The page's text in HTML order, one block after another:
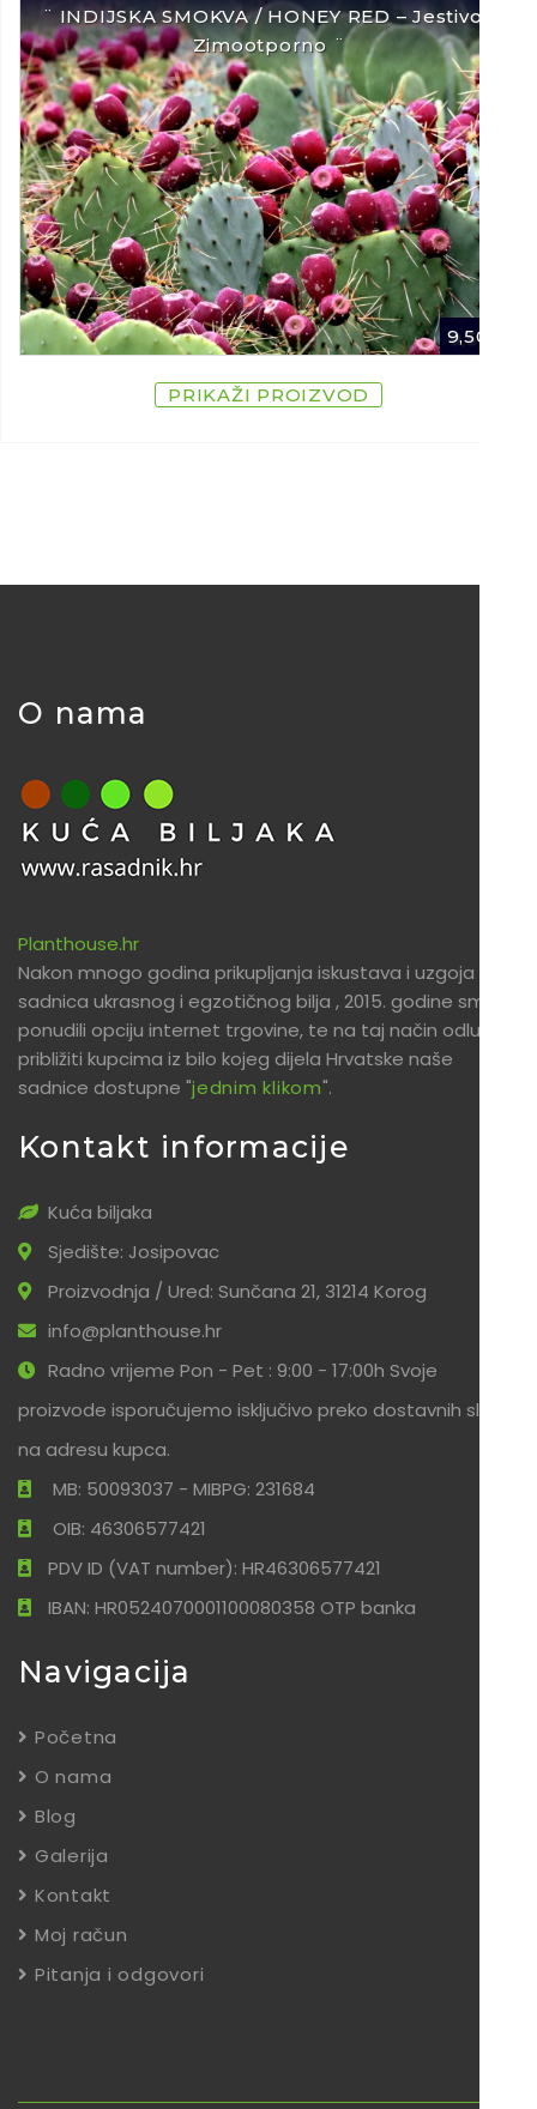
¨ INDIJSKA SMOKVA / HONEY RED – Jestivo /
Zimootporno ¨
9,50
PRIKAŽI PROIZVOD
O nama
Planthouse.hr
Nakon mnogo godina prikupljanja iskustava i uzgoja
sadnica ukrasnog i egzotičnog bilja , 2015. godine smo
ponudili opciju internet trgovine, te na taj način odlučili
približiti kupcima iz bilo kojeg dijela Hrvatske naše
sadnice dostupne "jednim klikom".
Kontakt informacije
Kuća biljaka
Sjedište: Josipovac
Proizvodnja / Ured: Sunčana 21, 31214 Korog
info@planthouse.hr
Radno vrijeme Pon - Pet : 9:00 - 17:00h Svoje
proizvode isporučujemo isključivo preko dostavnih službi
na adresu kupca.
MB: 50093037 - MIBPG: 231684
OIB: 46306577421
PDV ID (VAT number): HR46306577421
IBAN: HR0524070001100080358 OTP banka
Navigacija
Početna
O nama
Blog
Galerija
Kontakt
Moj račun
Pitanja i odgovori